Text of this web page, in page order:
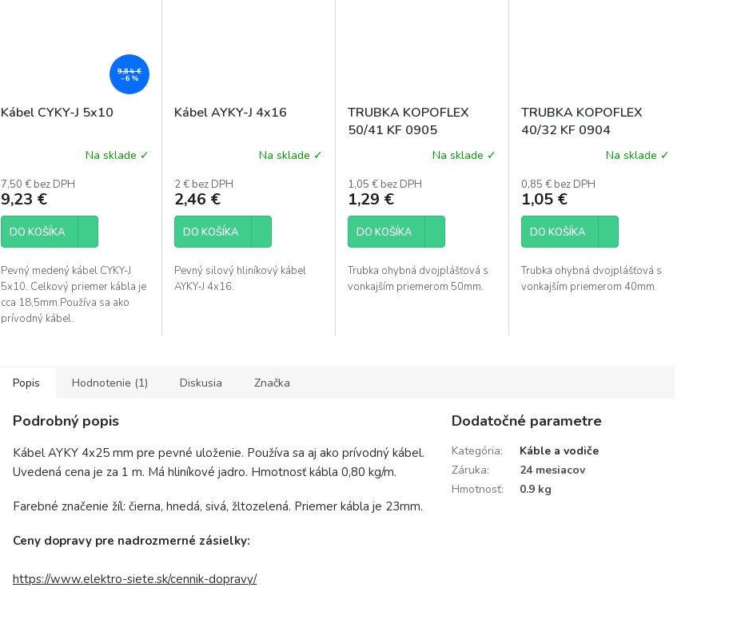
9,84 €
–6 %
Kábel CYKY-J 5x10
produktu
je
5,0
5
hviezdičiek.
Na sklade ✓
7,50 € bez DPH
9,23 €
DO KOŠÍKA
Pevný medený kábel CYKY-J
5x10. Celkový priemer kábla je
cca 18,5mm.Používa sa ako
prívodný kábel.
Kábel AYKY-J 4x16
Na sklade ✓
2 € bez DPH
2,46 €
DO KOŠÍKA
Pevný silový hliníkový kábel
AYKY-J 4x16.
TRUBKA KOPOFLEX
50/41 KF 0905
Na sklade ✓
1,05 € bez DPH
1,29 €
DO KOŠÍKA
Trubka ohybná dvojplášťová s
vonkajším priemerom 50mm.
TRUBKA KOPOFLEX
40/32 KF 0904
Na sklade ✓
0,85 € bez DPH
1,05 €
DO KOŠÍKA
Trubka ohybná dvojplášťová s
vonkajším priemerom 40mm.
Popis Hodnotenie (1) Diskusia Značka
Podrobný popis
Kábel AYKY 4x25 mm pre pevné uloženie. Používa sa aj ako prívodný kábel.
Uvedená cena je za 1 m. Má hliníkové jadro. Hmotnosť kábla 0,80 kg/m.
Farebné značenie žíl: čierna, hnedá, sivá, žltozelená. Priemer kábla je 23mm.
Ceny dopravy pre nadrozmerné zásielky:
https://www.elektro-siete.sk/cennik-dopravy/
Dodatočné parametre
Kategória:
Káble a vodiče
Záruka:
24 mesiacov
Hmotnosť: 0.9 kg